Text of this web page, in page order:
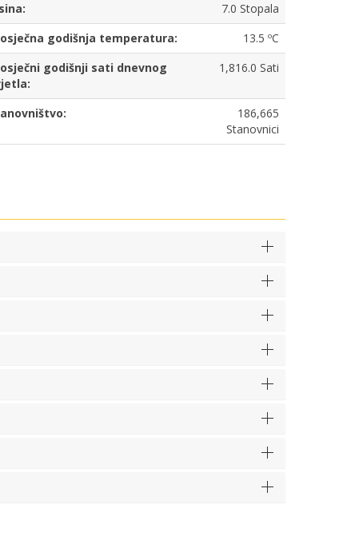
7.0 Stopala
godišnja temperatura:
13.5 ºC
godišnji sati dnevnog
1,816.0 Sati
186,665
Stanovnici